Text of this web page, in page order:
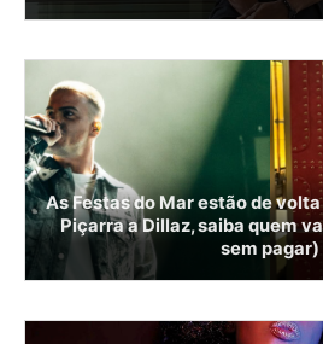
As Festas do Mar estão de
Piçarra a Dillaz, saiba quem
sem pagar)